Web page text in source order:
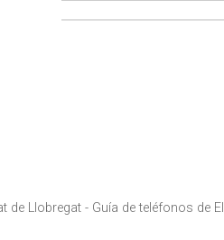
de Llobregat - Guía de teléfonos de